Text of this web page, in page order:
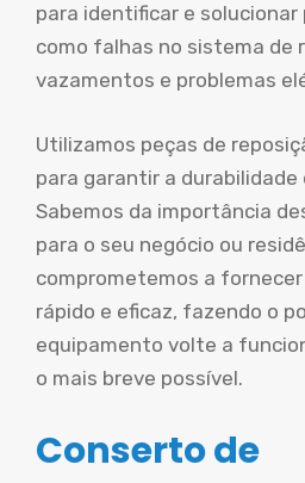
para identificar e solucionar
como falhas no sistema de
vazamentos e problemas
Utilizamos peças de
para garantir a durabilidade
Sabemos da importância
para o seu negócio ou
comprometemos a
rápido e eficaz, fazendo o
equipamento volte a
o mais breve possível.
Conserto de